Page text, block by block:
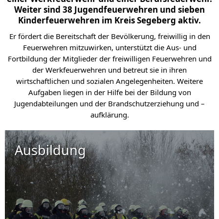
Weiter sind 38 Jugendfeuerwehren und sieben
Kinderfeuerwehren im Kreis Segeberg aktiv.
Er fördert die Bereitschaft der Bevölkerung, freiwillig in den
Feuerwehren mitzuwirken, unterstützt die Aus- und
Fortbildung der Mitglieder der freiwilligen Feuerwehren und
der Werkfeuerwehren und betreut sie in ihren
wirtschaftlichen und sozialen Angelegenheiten. Weitere
Aufgaben liegen in der Hilfe bei der Bildung von
Jugendabteilungen und der Brandschutzerziehung und –
aufklärung.
Ausbildung